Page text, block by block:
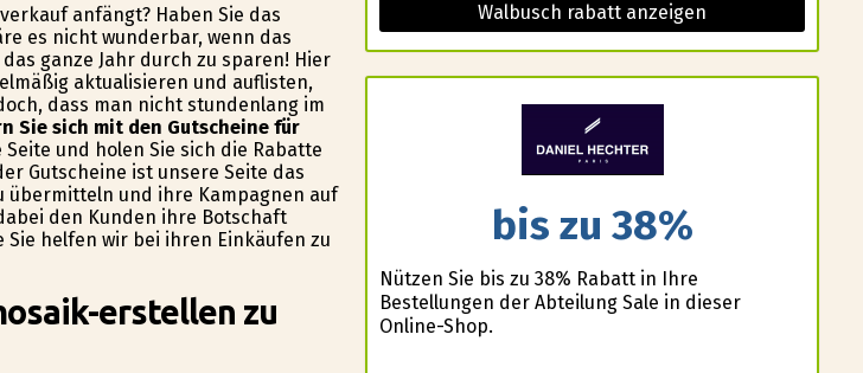
anfängt? Haben Sie das
es nicht wunderbar, wenn das
ganze Jahr durch zu sparen! Hier
aktualisieren und auflisten,
dass man nicht stundenlang im
Sie sich mit den Gutscheine für
und holen Sie sich die Rabatte
Gutscheine ist unsere Seite das
übermitteln und ihre Kampagnen auf
den Kunden ihre Botschaft
helfen wir bei ihren Einkäufen zu
erstellen zu
Walbusch rabatt anzeigen
bis zu 38%
Nützen Sie bis zu 38% Rabatt in Ihre
Bestellungen der Abteilung Sale in dieser
Online-Shop.